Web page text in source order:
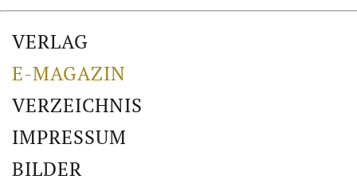
VERLAG
E-MAGAZIN
VERZEICHNIS
IMPRESSUM
BILDER